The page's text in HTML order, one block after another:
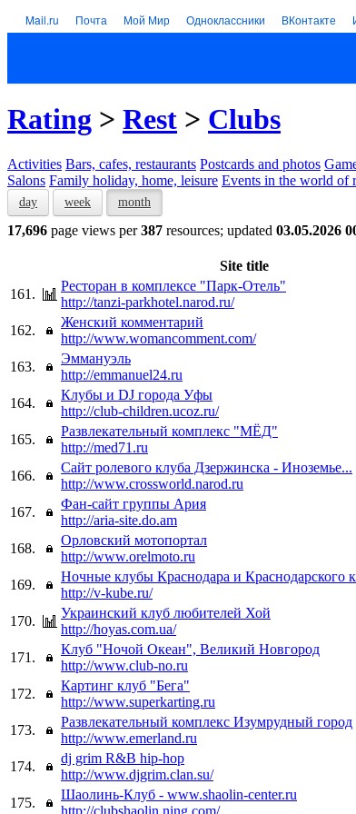
Mail.ru Почта Мой Мир Одноклассники ВКонтакте
Rating > Rest > Clubs
Activities Bars, cafes, restaurants Postcards and photos
Salons Family holiday, home, leisure Events in the world of
day week month
17,696 page views per387 resources; updated 03.05.2026
Site title
161.
Ресторан в комплексе "Парк-Отель"
http://tanzi-parkhotel.narod.ru/
162.
Женский комментарий
http://www.womancomment.com/
163.
Эммануэль
http://emmanuel24.ru
164.
Клубы и DJ города Уфы
http://club-children.ucoz.ru/
165.
Развлекательный комплекс "МЁД"
http://med71.ru
166.
Сайт ролевого клуба Дзержинска - Иноземье...
http://www.crossworld.narod.ru
167.
Фан-сайт группы Ария
http://aria-site.do.am
168.
Орловский мотопортал
http://www.orelmoto.ru
169.
Ночные клубы Краснодара и Краснодарского
http://v-kube.ru/
170.
Украинский клуб любителей Хой
http://hoyas.com.ua/
171.
Клуб "Ночой Океан", Великий Новгород
http://www.club-no.ru
172.
Картинг клуб "Бега"
http://www.superkarting.ru
173.
Развлекательный комплекс Изумрудный город
http://www.emerland.ru
174.
dj grim R&B hip-hop
http://www.djgrim.clan.su/
175.
Шаолинь-Клуб - www.shaolin-center.ru
http://clubshaolin.ning.com/